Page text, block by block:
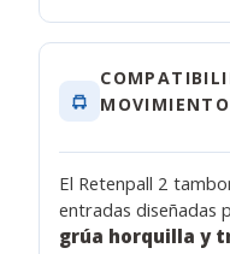
MOVIMIENTO
El Retenpall 2
entradas diseñadas
grúa horquilla y